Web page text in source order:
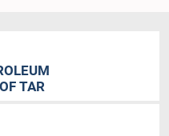
TAR